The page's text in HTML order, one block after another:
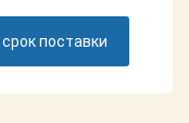
поставки